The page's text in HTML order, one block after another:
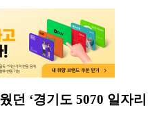
던 ‘경기도 5070 일자리